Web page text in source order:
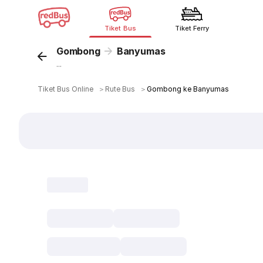
Tiket Bus Tiket Ferry
Gombong Banyumas
...
Tiket Bus Online ＞ Rute Bus ＞Gombong ke Banyumas